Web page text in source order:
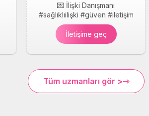
💌 İlişki Danışmanı
#sağlıklıilişki #güven #iletişim
İletişime geç
Tüm uzmanları gör >